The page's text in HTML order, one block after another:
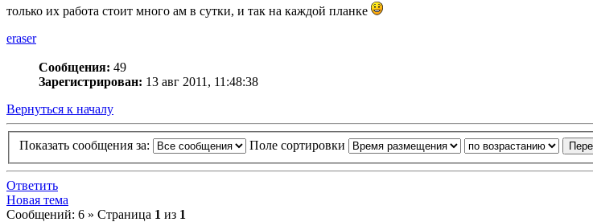
только их работа стоит много ам в сутки, и так на каждой планке
eraser
Сообщения: 49
Зарегистрирован: 13 авг 2011, 11:48:38
Вернуться к началу
Показать сообщения за: Поле сортировки
Ответить
Новая тема
Сообщений: 6 » Страница 1 из 1